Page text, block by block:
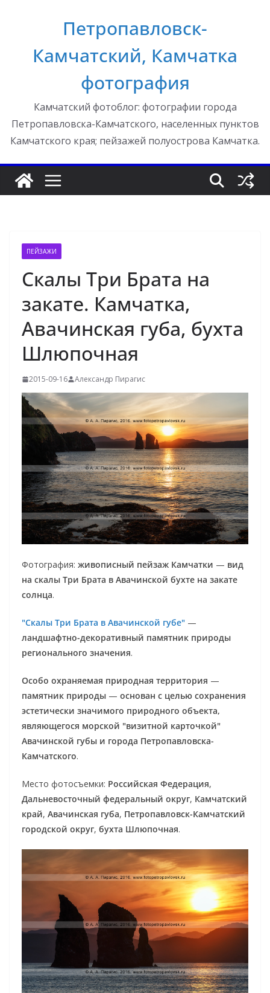
Петропавловск-
Камчатский, Камчатка
фотография
Камчатский фотоблог: фотографии города
Петропавловска-Камчатского, населенных пунктов
Камчатского края; пейзажей полуострова Камчатка.
ПЕЙЗАЖИ
Скалы Три Брата на
закате. Камчатка,
Авачинская губа, бухта
Шлюпочная
2015-09-16 Александр Пирагис
Фотография: живописный пейзаж Камчатки — вид
на скалы Три Брата в Авачинской бухте на закате
солнца.
"Скалы Три Брата в Авачинской губе" —
ландшафтно-декоративный памятник природы
регионального значения.
Особо охраняемая природная территория —
памятник природы — основан с целью сохранения
эстетически значимого природного объекта,
являющегося морской "визитной карточкой"
Авачинской губы и города Петропавловска-
Камчатского.
Место фотосъемки: Российская Федерация,
Дальневосточный федеральный округ, Камчатский
край, Авачинская губа, Петропавловск-Камчатский
городской округ, бухта Шлюпочная.